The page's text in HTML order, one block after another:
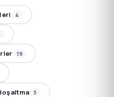
4
19
3